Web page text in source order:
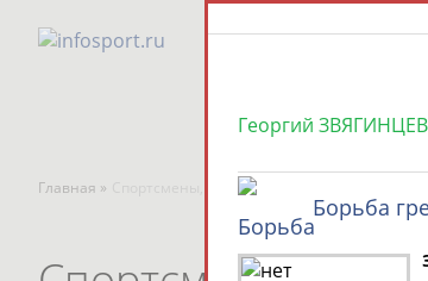
Главная » Спортсмены, тренеры и специалисты
Георгий ЗВЯГИНЦЕВ
Борьба